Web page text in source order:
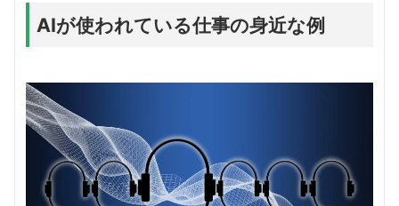
AIが使われている仕事の身近な例